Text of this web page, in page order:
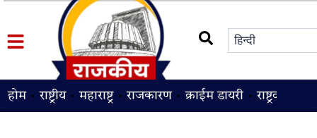
होम राष्ट्रीय महाराष्ट्र राजकारण क्राईम डायरी राष्ट्रवादी